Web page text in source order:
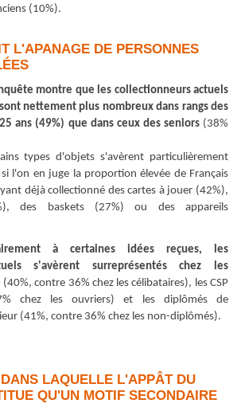
(10%).
L'APANAGE DE PERSONNES
montre que les collectionneurs actuels
nettement plus nombreux dans rangs des
ans (49%) que dans ceux des seniors(38%
types d 'objets s'avèrent particulièrement
l 'on en juge la proportion élevée de Français
déjà collectionné des cartes à jouer (42%),
des baskets (27%) ou des appareils
à certaines idées reçues, les
s'avèrent surreprésentés chez les
(40%, contre 36% chez les célibataires), les CSP
chez les ouvriers) et les diplômés de
(41%, contre 36% chez les non-diplômés).
LAQUELLE L'APPÂT DU
QU'UN MOTIF SECONDAIRE